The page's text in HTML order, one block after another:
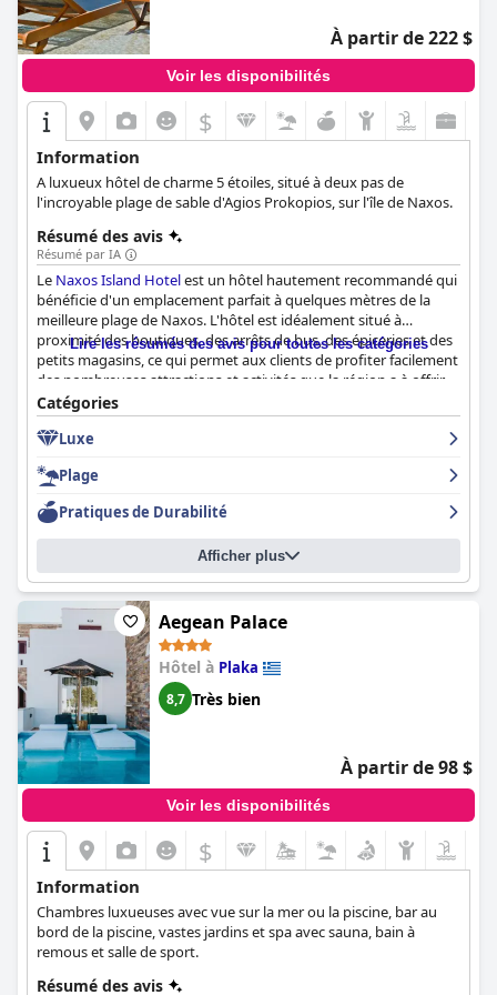
À partir de 222 $
Voir les disponibilités
$
Information
Α luxueux hôtel de charme 5 étoiles, situé à deux pas de
l'incroyable plage de sable d'Agios Prokopios, sur l'île de Naxos.
Résumé des avis
Résumé par IA
Le Naxos Island Hotelest un hôtel hautement recommandé qui
bénéficie d'un emplacement parfait à quelques mètres de la
meilleure plage de Naxos. L'hôtel est idéalement situé à
proximité des boutiques, des arrêts de bus, des épiceries et des
petits magasins, ce qui permet aux clients de profiter facilement
des nombreuses attractions et activités que la région a à offrir.
Le petit déjeuner est l'un des points forts de l'hôtel et les clients
ne tarissent pas d'éloges sur sa qualité et son excellence, en
particulier sur les omelettes. Les chambres sont confortables et
agréable. Le personnel est exceptionnel et les clients louent son
attention, son amabilité et son professionnalisme. Le
propriétaire est particulièrement charmant et accueillant, faisant
tout son possible pour que les clients se sentent comme chez
eux. Dans l'ensemble, l'hôtel Naxos Island offre un service
exceptionnel qui rendra votre séjour mémorable.
Lire les résumés des avis pour toutes les catégories
Catégories
Luxe
Plage
Pratiques de Durabilité
Afficher plus
Aegean Palace
Hôtel à Plaka
8,7 Très bien
À partir de 98 $
Voir les disponibilités
$
Information
Chambres luxueuses avec vue sur la mer ou la piscine, bar au
bord de la piscine, vastes jardins et spa avec sauna, bain à
remous et salle de sport.
Résumé des avis